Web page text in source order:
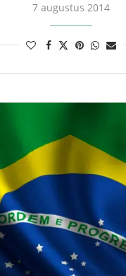
7 augustus 2014